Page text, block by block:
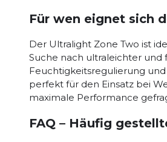
Für wen eignet sich
Der Ultralight Zone Two ist
Suche nach ultraleichter und
Feuchtigkeitsregulierung
perfekt für den Einsatz bei
maximale Performance
FAQ – Häufig